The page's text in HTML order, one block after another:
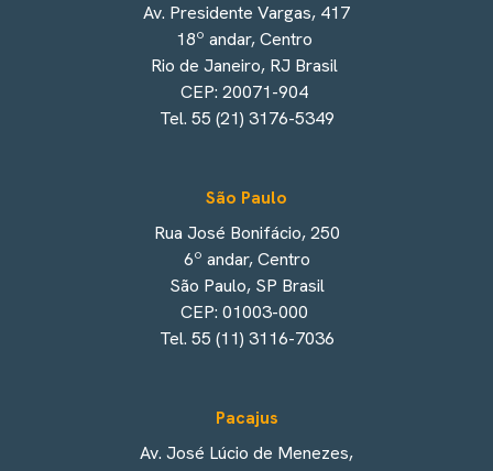
Av. Presidente Vargas, 417
18º andar, Centro
Rio de Janeiro, RJ Brasil
CEP: 20071-904
Tel. 55 (21) 3176-5349
São Paulo
Rua José Bonifácio, 250
6º andar, Centro
São Paulo, SP Brasil
CEP: 01003-000
Tel. 55 (11) 3116-7036
Pacajus
Av. José Lúcio de Menezes,